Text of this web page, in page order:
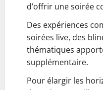
d’offrir une soirée
Des expériences
soirées live, des
thématiques
supplémentaire.
Pour élargir les